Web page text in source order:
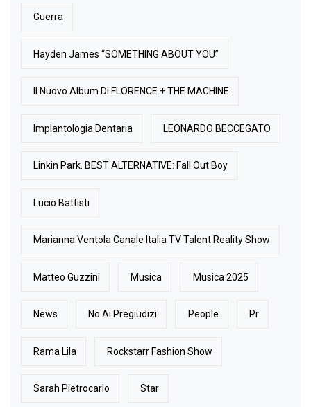
Guerra
Hayden James “SOMETHING ABOUT YOU”
Il Nuovo Album Di FLORENCE + THE MACHINE
Implantologia Dentaria LEONARDO BECCEGATO
Linkin Park. BEST ALTERNATIVE: Fall Out Boy
Lucio Battisti
Marianna Ventola Canale Italia TV Talent Reality Show
Matteo Guzzini Musica Musica 2025
News No Ai Pregiudizi People Pr
Rama Lila Rockstarr Fashion Show
Sarah Pietrocarlo Star